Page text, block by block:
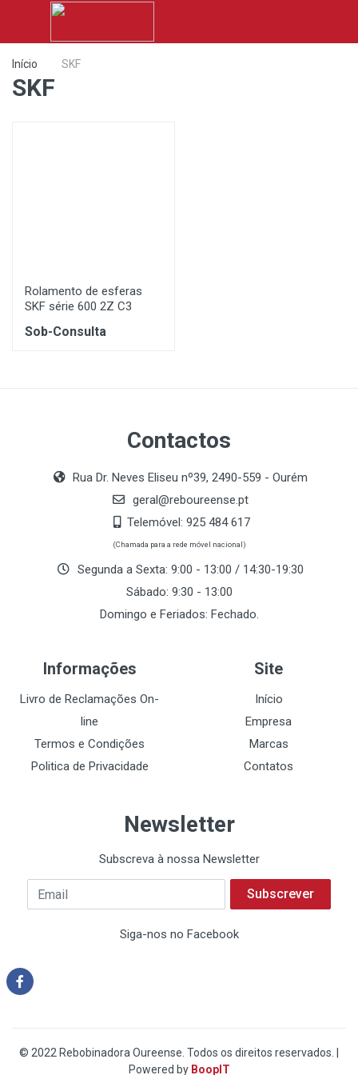
Início SKF
SKF
Rolamento de esferas
SKF série 600 2Z C3
Sob-Consulta
Contactos
Rua Dr. Neves Eliseu nº39, 2490-559 - Ourém
geral@reboureense.pt
Telemóvel: 925 484 617
(Chamada para a rede móvel nacional)
Segunda a Sexta: 9:00 - 13:00 / 14:30-19:30
Sábado: 9:30 - 13:00
Domingo e Feriados: Fechado.
Informações
Livro de Reclamações On-
line
Termos e Condições
Politica de Privacidade
Site
Início
Empresa
Marcas
Contatos
Newsletter
Subscreva à nossa Newsletter
Subscrever
Siga-nos no Facebook
© 2022 Rebobinadora Oureense. Todos os direitos reservados. |
Powered by BoopIT